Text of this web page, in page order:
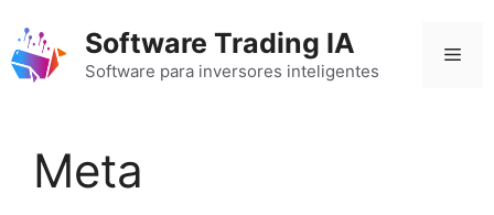
contenido
Software Trading IA
Software para inversores inteligentes
Meta